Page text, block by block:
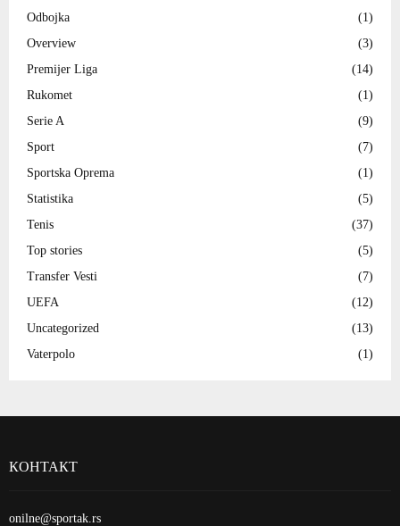
Odbojka
(1)
Overview
(3)
Premijer Liga
(14)
Rukomet
(1)
Serie A
(9)
Sport
(7)
Sportska Oprema
(1)
Statistika
(5)
Tenis
(37)
Top stories
(5)
Transfer Vesti
(7)
UEFA
(12)
Uncategorized
(13)
Vaterpolo
(1)
КОНТАКТ
onilne@sportak.rs